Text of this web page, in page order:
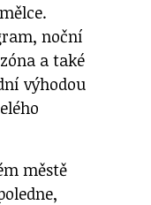
noční
a také
výhodou
městě